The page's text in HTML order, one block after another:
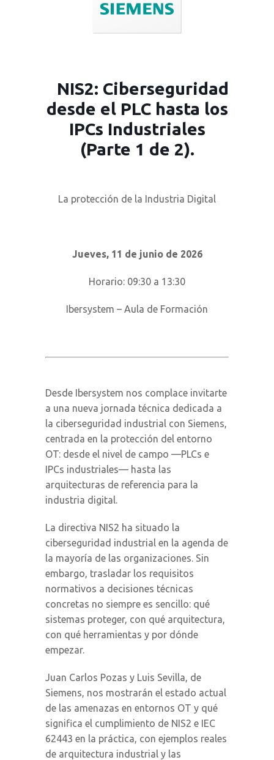
NIS2: Ciberseguridad
desde el PLC hasta los
IPCs Industriales
(Parte 1 de 2).
La protección de la Industria Digital
Jueves, 11 de junio de 2026
Horario: 09:30 a 13:30
Ibersystem – Aula de Formación
Desde Ibersystem nos complace invitarte
a una nueva jornada técnica dedicada a
la ciberseguridad industrial con Siemens,
centrada en la protección del entorno
OT: desde el nivel de campo —PLCs e
IPCs industriales— hasta las
arquitecturas de referencia para la
industria digital.
La directiva NIS2 ha situado la
ciberseguridad industrial en la agenda de
la mayoría de las organizaciones. Sin
embargo, trasladar los requisitos
normativos a decisiones técnicas
concretas no siempre es sencillo: qué
sistemas proteger, con qué arquitectura,
con qué herramientas y por dónde
empezar.
Juan Carlos Pozas y Luis Sevilla, de
Siemens, nos mostrarán el estado actual
de las amenazas en entornos OT y qué
significa el cumplimiento de NIS2 e IEC
62443 en la práctica, con ejemplos reales
de arquitectura industrial y las